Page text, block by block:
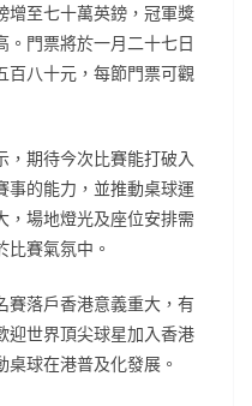
增至七十萬英鎊，冠軍獎
。門票將於一月二十七日
百八十元，每節門票可觀
，期待今次比賽能打破入
事的能力，並推動桌球運
，場地燈光及座位安排需
賽氣氛中。
賽落戶香港意義重大，有
迎世界頂尖球星加入香港
球在港普及化發展。